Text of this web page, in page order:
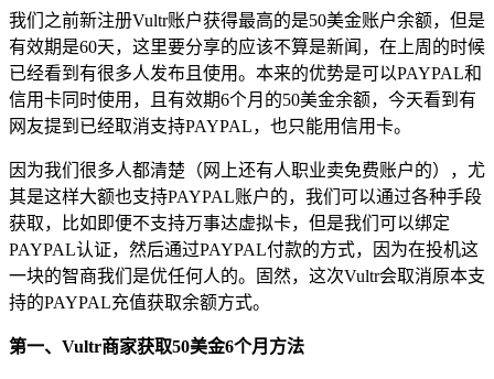
我们之前新注册Vultr账户获得最高的是50美金账户余额，但是
有效期是60天，这里要分享的应该不算是新闻，在上周的时候
已经看到有很多人发布且使用。本来的优势是可以PAYPAL和
信用卡同时使用，且有效期6个月的50美金余额，今天看到有
网友提到已经取消支持PAYPAL，也只能用信用卡。
因为我们很多人都清楚（网上还有人职业卖免费账户的），尤
其是这样大额也支持PAYPAL账户的，我们可以通过各种手段
获取，比如即便不支持万事达虚拟卡，但是我们可以绑定
PAYPAL认证，然后通过PAYPAL付款的方式，因为在投机这
一块的智商我们是优任何人的。固然，这次Vultr会取消原本支
持的PAYPAL充值获取余额方式。
第一、Vultr商家获取50美金6个月方法